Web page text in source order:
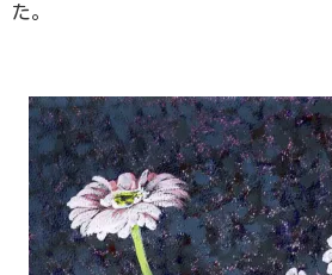
た。